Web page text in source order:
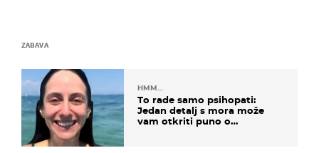
ZABAVA
HMM…
To rade samo psihopati:
Jedan detalj s mora može
vam otkriti puno o